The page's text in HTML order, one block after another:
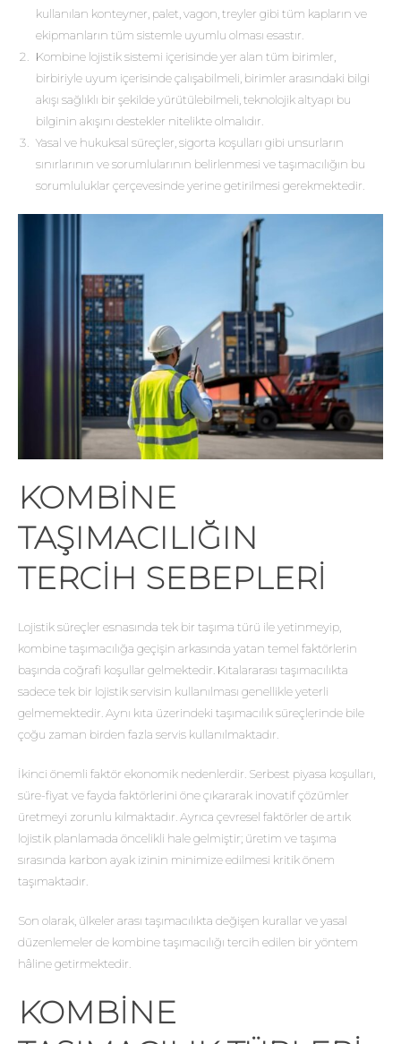
kullanılan konteyner, palet, vagon, treyler gibi tüm kapların ve
ekipmanların tüm sistemle uyumlu olması esastır.
Kombine lojistik sistemi içerisinde yer alan tüm birimler,
birbiriyle uyum içerisinde çalışabilmeli, birimler arasındaki bilgi
akışı sağlıklı bir şekilde yürütülebilmeli, teknolojik altyapı bu
bilginin akışını destekler nitelikte olmalıdır.
Yasal ve hukuksal süreçler, sigorta koşulları gibi unsurların
sınırlarının ve sorumlularının belirlenmesi ve taşımacılığın bu
sorumluluklar çerçevesinde yerine getirilmesi gerekmektedir.
KOMBINE
TAŞIMACILIĞIN
TERCIH SEBEPLERI
Lojistik süreçler esnasında tek bir taşıma türü ile yetinmeyip,
kombine taşımacılığa geçişin arkasında yatan temel faktörlerin
başında coğrafi koşullar gelmektedir. Kıtalararası taşımacılıkta
sadece tek bir lojistik servisin kullanılması genellikle yeterli
gelmemektedir. Aynı kıta üzerindeki taşımacılık süreçlerinde bile
çoğu zaman birden fazla servis kullanılmaktadır.
İkinci önemli faktör ekonomik nedenlerdir. Serbest piyasa koşulları,
süre-fiyat ve fayda faktörlerini öne çıkararak inovatif çözümler
üretmeyi zorunlu kılmaktadır. Ayrıca çevresel faktörler de artık
lojistik planlamada öncelikli hale gelmiştir; üretim ve taşıma
sırasında karbon ayak izinin minimize edilmesi kritik önem
taşımaktadır.
Son olarak, ülkeler arası taşımacılıkta değişen kurallar ve yasal
düzenlemeler de kombine taşımacılığı tercih edilen bir yöntem
hâline getirmektedir.
KOMBINE